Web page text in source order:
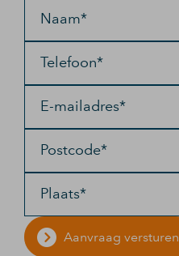
Naam*
Telefoon*
E-mailadres*
Postcode*
Plaats*
Aanvraag versturen